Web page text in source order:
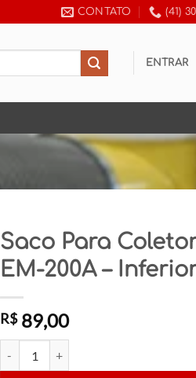
CONTATO (41)
ENTRAR
Saco Para
EM-200A –
R$89,00